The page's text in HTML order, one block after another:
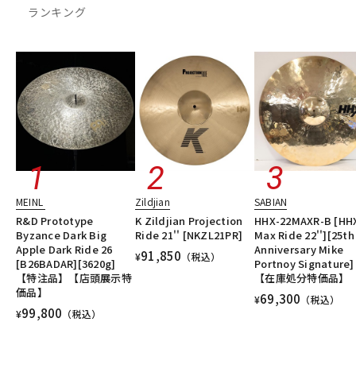
ランキング
MEINL
R&D Prototype
Byzance Dark Big
Apple Dark Ride 26
[B26BADAR][3620g]
【特注品】【店頭展示特
価品】
¥99,800 （税込）
Zildjian
K Zildjian Projection
Ride 21'' [NKZL21PR]
¥91,850 （税込）
SABIAN
HHX-22MAXR-B
Max Ride 22''][25th
Anniversary Mike
Portnoy Signature]
【在庫処分特価品】
¥69,300 （税込）